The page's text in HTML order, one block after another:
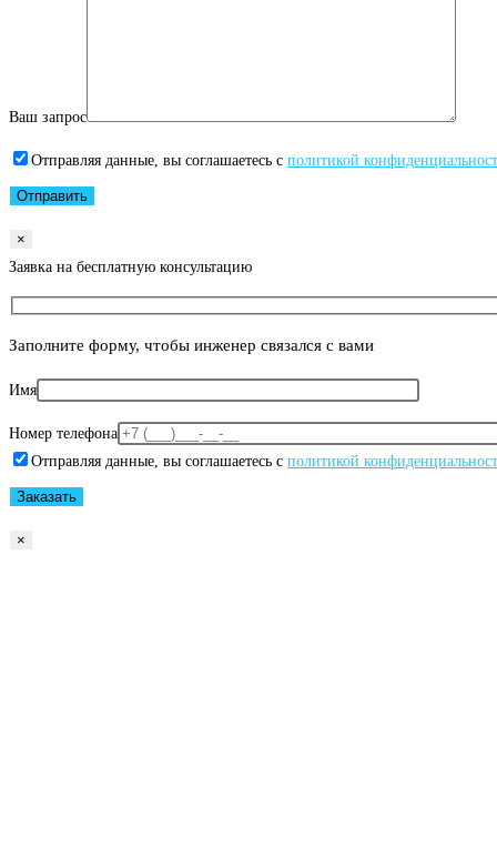
Ваш запрос
Отправляя данные, вы соглашаетесь с политикой
×
Заявка на бесплатную консультацию
Заполните форму, чтобы инженер связался с вами
Имя
Номер телефона
Отправляя данные, вы соглашаетесь с политикой
×